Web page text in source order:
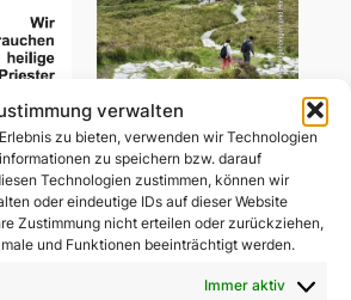
verwalten
zu bieten, verwenden wir Technologien
zu speichern bzw. darauf
Technologien zustimmen, können wir
oder eindeutige IDs auf dieser Website
Zustimmung nicht erteilen oder zurückziehen,
und Funktionen beeinträchtigt werden.
Immer aktiv
Gemeinsam unterwegs
in schwerer Zeit
29,85€